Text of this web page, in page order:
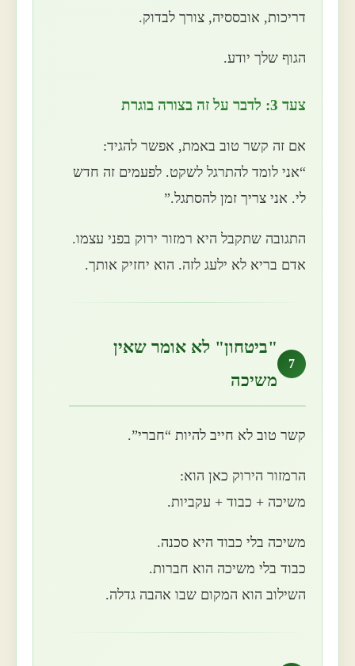
דריכות, אובססיה, צורך לבדוק.
הגוף שלך יודע.
צעד 3: לדבר על זה בצורה בוגרת
אם זה קשר טוב באמת, אפשר להגיד:
“אני לומד להתרגל לשקט. לפעמים זה חדש
לי. אני צריך זמן להסתגל.”
התגובה שתקבל היא רמזור ירוק בפני עצמו.
אדם בריא לא ילעג לזה. הוא יחזיק אותך.
7
"ביטחון" לא אומר שאין
משיכה
קשר טוב לא חייב להיות “חברי”.
הרמזור הירוק כאן הוא:
משיכה + כבוד + עקביות.
משיכה בלי כבוד היא סכנה.
כבוד בלי משיכה הוא חברות.
השילוב הוא המקום שבו אהבה גדלה.